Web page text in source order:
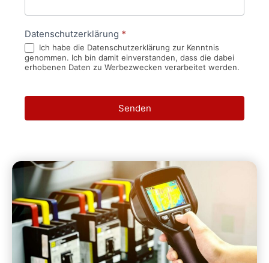
Datenschutzerklärung *
Ich habe die Datenschutzerklärung zur Kenntnis
genommen. Ich bin damit einverstanden, dass die dabei
erhobenen Daten zu Werbezwecken verarbeitet werden.
Senden